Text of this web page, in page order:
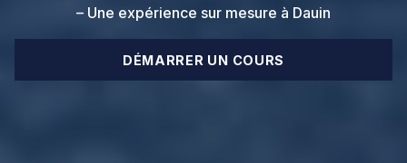
– Une expérience sur mesure à Dauin
DÉMARRER UN COURS